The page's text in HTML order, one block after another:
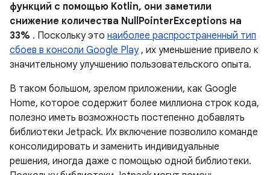
функций с помощью Kotlin, они заметили
снижение количества NullPointerExceptions на
33% . Поскольку это наиболее распространенный тип
сбоев в консоли Google Play, их уменьшение привело к
значительному улучшению пользовательского опыта.
В таком большом, зрелом приложении, как Google
Home, которое содержит более миллиона строк кода,
полезно иметь возможность постепенно добавлять
библиотеки Jetpack. Их включение позволило команде
консолидировать и заменить индивидуальные
решения, иногда даже с помощью одной библиотеки.